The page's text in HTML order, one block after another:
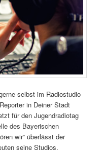
selbst im Radiostudio
in Deiner Stadt
für den Jugendradiotag
des Bayerischen
wir“ überlässt der
seine Studios.